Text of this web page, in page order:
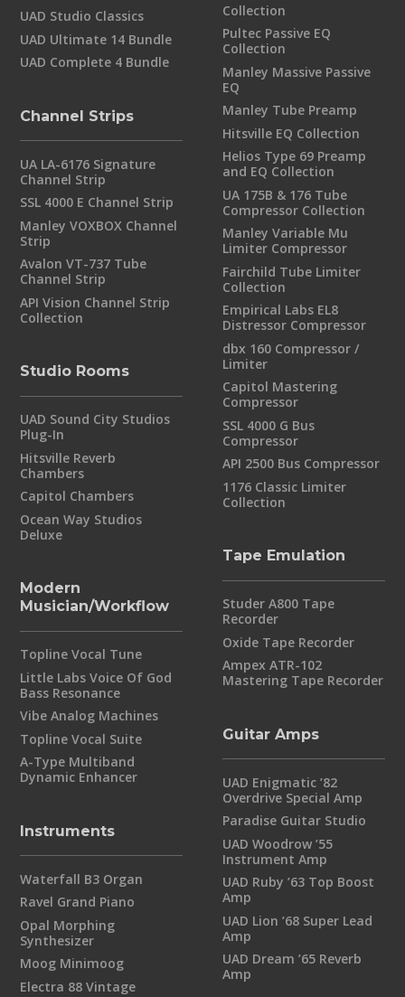
UAD Studio Classics
UAD Ultimate 14 Bundle
UAD Complete 4 Bundle
Collection
Pultec Passive EQ
Collection
Manley Massive Passive
EQ
Manley Tube Preamp
Hitsville EQ Collection
Helios Type 69 Preamp
and EQ Collection
UA 175B & 176 Tube
Compressor Collection
Manley Variable Mu
Limiter Compressor
Fairchild Tube Limiter
Collection
Empirical Labs EL8
Distressor Compressor
dbx 160 Compressor /
Limiter
Capitol Mastering
Compressor
SSL 4000 G Bus
Compressor
API 2500 Bus Compressor
1176 Classic Limiter
Collection
Channel Strips
UA LA-6176 Signature
Channel Strip
SSL 4000 E Channel Strip
Manley VOXBOX Channel
Strip
Avalon VT-737 Tube
Channel Strip
API Vision Channel Strip
Collection
Studio Rooms
UAD Sound City Studios
Plug-In
Hitsville Reverb
Chambers
Capitol Chambers
Ocean Way Studios
Deluxe
Tape Emulation
Studer A800 Tape
Recorder
Oxide Tape Recorder
Ampex ATR-102
Mastering Tape Recorder
Modern
Musician/Workflow
Topline Vocal Tune
Little Labs Voice Of God
Bass Resonance
Vibe Analog Machines
Topline Vocal Suite
A-Type Multiband
Dynamic Enhancer
Guitar Amps
UAD Enigmatic ’82
Overdrive Special Amp
Paradise Guitar Studio
UAD Woodrow ’55
Instrument Amp
UAD Ruby ’63 Top Boost
Amp
UAD Lion ’68 Super Lead
Amp
UAD Dream ’65 Reverb
Amp
Instruments
Waterfall B3 Organ
Ravel Grand Piano
Opal Morphing
Synthesizer
Moog Minimoog
Electra 88 Vintage